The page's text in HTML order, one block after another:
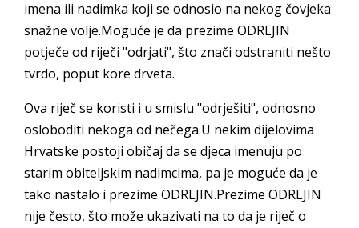
imena ili nadimka koji se odnosio na nekog čovjeka
snažne volje.Moguće je da prezime ODRLJIN
potječe od riječi "odrjati", što znači odstraniti nešto
tvrdo, poput kore drveta.
Ova riječ se koristi i u smislu "odrješiti", odnosno
osloboditi nekoga od nečega.U nekim dijelovima
Hrvatske postoji običaj da se djeca imenuju po
starim obiteljskim nadimcima, pa je moguće da je
tako nastalo i prezime ODRLJIN.Prezime ODRLJIN
nije često, što može ukazivati na to da je riječ o